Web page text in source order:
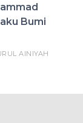
Bumi
AINIYAH